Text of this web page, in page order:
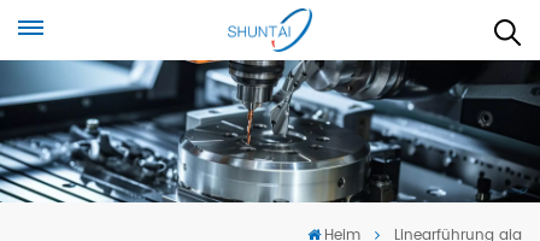
Heim Linearführung aia